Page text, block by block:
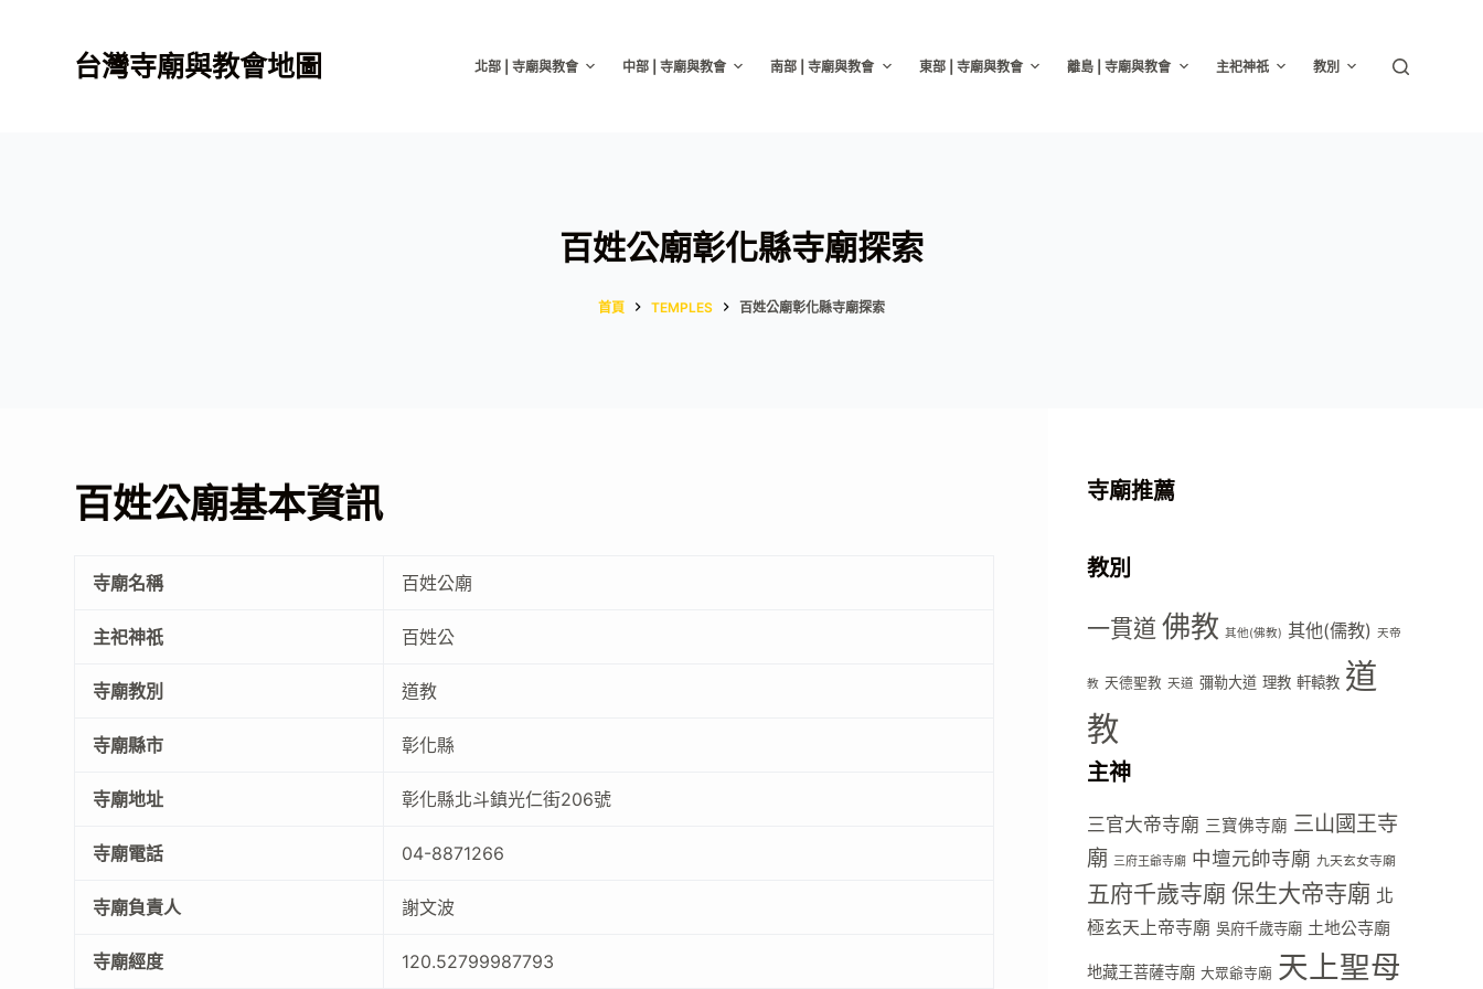
台灣寺廟與教會地圖 北部 | 寺廟與教會 中部 | 寺廟與教會 南部 | 寺廟與教會 東部 | 寺廟與教會 離島 | 寺廟與教會 主祀神祇 教別
百姓公廟彰化縣寺廟探索
首頁 TEMPLES 百姓公廟彰化縣寺廟探索
百姓公廟基本資訊
寺廟名稱 百姓公廟
主祀神祇 百姓公
寺廟教別 道教
寺廟縣市 彰化縣
寺廟地址 彰化縣北斗鎮光仁街206號
寺廟電話 04-8871266
寺廟負責人 謝文波
寺廟經度 120.52799987793
寺廟推薦
教別
一貫道 佛教 其他(佛教) 其他(儒教) 天帝
教 天德聖教 天道 彌勒大道 理教 軒轅教 道
教
主神
三官大帝寺廟 三寶佛寺廟 三山國王寺
廟 三府王爺寺廟 中壇元帥寺廟 九天玄女寺廟
五府千歲寺廟 保生大帝寺廟 北
極玄天上帝寺廟 吳府千歲寺廟 土地公寺廟
地藏王菩薩寺廟 大眾爺寺廟 天上聖母